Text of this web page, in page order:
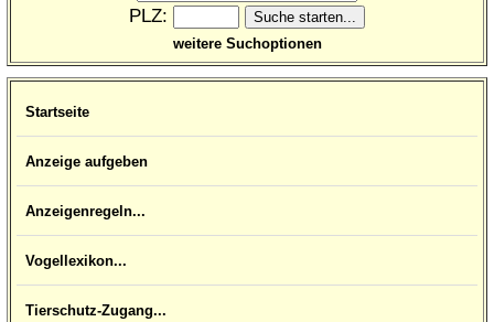
PLZ:
weitere Suchoptionen
Startseite
Anzeige aufgeben
Anzeigenregeln...
Vogellexikon...
Tierschutz-Zugang...